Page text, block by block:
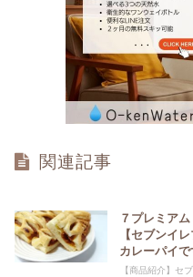
関連記事
７プレミア
【セブンイ
カレーパイで
【商品紹介】セ